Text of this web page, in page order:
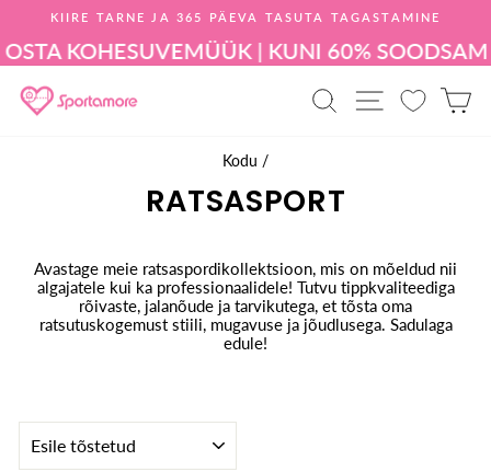
juurde
Peata
slaidiseanss
KIIRE TARNE JA 365 PÄEVA TASUTA TAGASTAMINE
KOHESUVEMÜÜK | KUNI 60% SOODSAM —
TOOTEOTSING
SAIDI
Kodu /
RATSASPORT
Avastage meie ratsaspordikollektsioon, mis on mõeldud nii
algajatele kui ka professionaalidele! Tutvu tippkvaliteediga
rõivaste, jalanõude ja tarvikutega, et tõsta oma
ratsutuskogemust stiili, mugavuse ja jõudlusega. Sadulaga
edule!
SORTEERI